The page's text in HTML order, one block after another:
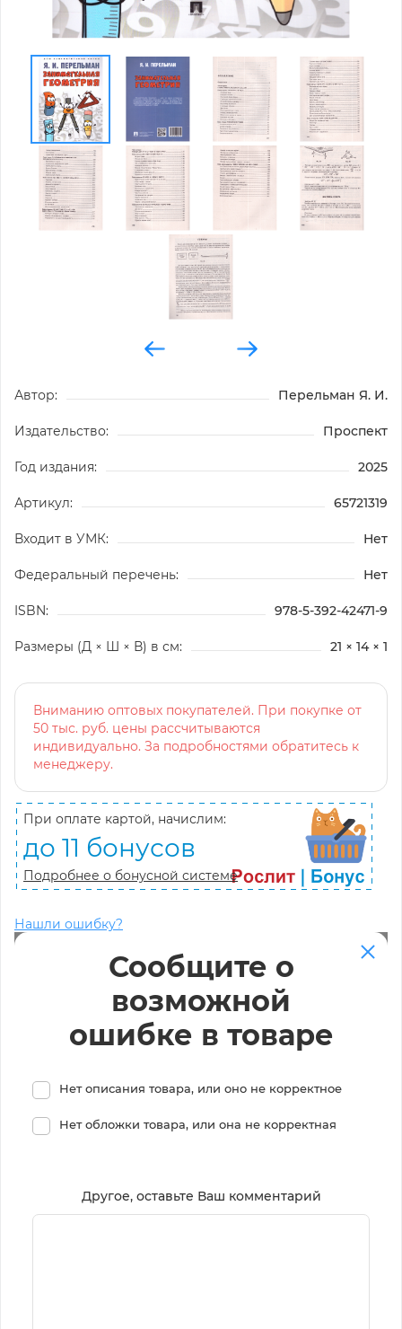
Автор: Перельман Я. И.
Издательство: Проспект
Год издания: 2025
Артикул: 65721319
Входит в УМК: Нет
Федеральный перечень: Нет
ISBN: 978-5-392-42471-9
Размеры (Д × Ш × В) в см: 21 × 14 × 1
Вниманию оптовых покупателей. При покупке от
50 тыс. руб. цены рассчитываются
индивидуально. За подробностями обратитесь к
менеджеру.
При оплате картой, начислим:
до 11 бонусов
Подробнее о бонусной системе
Нашли ошибку?
Сообщите о
возможной
ошибке в товаре
Нет описания товара, или оно не корректное
Нет обложки товара, или она не корректная
Другое, оставьте Ваш комментарий